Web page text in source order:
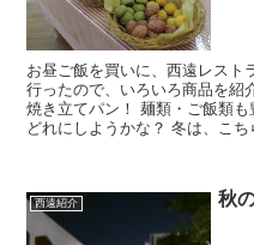
お昼ご飯を買いに、西遠レスト
行ったので、いろいろ商品を紹
焼き立てパン！ 麺類・ご飯類も
どれにしようかな？ 冬は、こち
西遠紹介 秋